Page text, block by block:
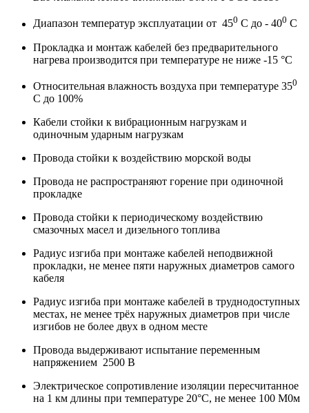
Диапазон температур эксплуатации от 450 С до - 400 С
Прокладка и монтаж кабелей без предварительного
нагрева производится при температуре не ниже -15 °С
Относительная влажность воздуха при температуре 350
С до 100%
Кабели стойки к вибрационным нагрузкам и
одиночным ударным нагрузкам
Провода стойки к воздействию морской воды
Провода не распространяют горение при одиночной
прокладке
Провода стойки к периодическому воздействию
смазочных масел и дизельного топлива
Радиус изгиба при монтаже кабелей неподвижной
прокладки, не менее пяти наружных диаметров самого
кабеля
Радиус изгиба при монтаже кабелей в труднодоступных
местах, не менее трёх наружных диаметров при числе
изгибов не более двух в одном месте
Провода выдерживают испытание переменным
напряжением 2500 В
Электрическое сопротивление изоляции пересчитанное
на 1 км длины при температуре 20°С, не менее 100 М0м